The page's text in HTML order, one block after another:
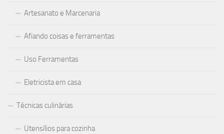
Artesanato e Marcenaria
Afiando coisas e ferramentas
Uso Ferramentas
Eletricista em casa
Técnicas culinárias
Utensílios para cozinha